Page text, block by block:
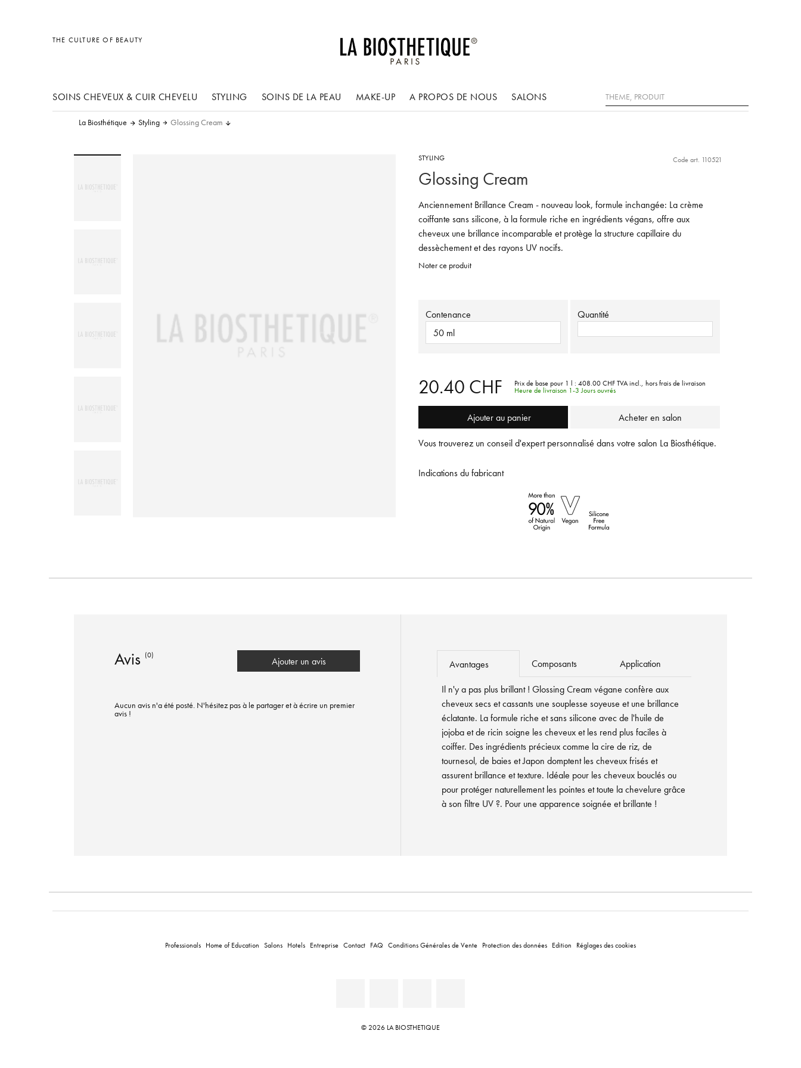
THE CULTURE OF BEAUTY
SOINS CHEVEUX & CUIR CHEVELU STYLING
Accessoires
SOINS DE LA PEAU MAKE-UP A PROPOS DE NOUS SALONS Rechercher
La Biosthétique Styling Glossing Cream
STYLING Code art. 110521
Glossing Cream
Anciennement Brillance Cream - nouveau look, formule inchangée: La crème
coiffante sans silicone, à la formule riche en ingrédients végans, offre aux
cheveux une brillance incomparable et protège la structure capillaire du
dessèchement et des rayons UV nocifs.
Noter ce produit
Contenance
50 ml
Quantité
20.40 CHF Prix de base pour 1 l : 408.00 CHF TVA incl., hors frais de livraison
Heure de livraison 1-3 Jours ouvrés
Ajouter au panier Acheter en salon
Vous trouverez un conseil d'expert personnalisé dans votre salon La Biosthétique.
Indications du fabricant
Avis (0)
Ajouter un avis
Aucun avis n'a été posté. N'hésitez pas à le partager et à écrire un premier
avis !
Avantages Composants Application
Il n'y a pas plus brillant ! Glossing Cream végane confère aux
cheveux secs et cassants une souplesse soyeuse et une brillance
éclatante. La formule riche et sans silicone avec de l'huile de
jojoba et de ricin soigne les cheveux et les rend plus faciles à
coiffer. Des ingrédients précieux comme la cire de riz, de
tournesol, de baies et Japon domptent les cheveux frisés et
assurent brillance et texture. Idéale pour les cheveux bouclés ou
pour protéger naturellement les pointes et toute la chevelure grâce
à son filtre UV ?. Pour une apparence soignée et brillante !
Professionals Home of Education Salons Hotels Entreprise Contact FAQ Conditions Générales de Vente Protection des données Edition Réglages des cookies
© 2026 LA BIOSTHETIQUE